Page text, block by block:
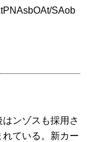
SAob
ンゾスも採用さ
ている。新カー